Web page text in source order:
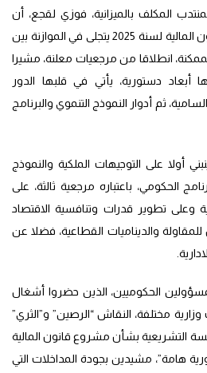
المكلف بالميزانية، فوزي لقجع، أن
الطابع السياسي لمشروع قانون المالية لسنة 2025 يتجلى في الموازنة بين
انطلاقا من مرجعيات معلنة، مشيرا
أبعاد دستورية، يأتي في قلبها الدور
ثم أدوار النموذج التنموي والبرنامج
أولا على التوجيهات الملكية والنموذج
الحكومي، باعتباره مرجعية ثالثة، على
وعلى تطوير قدرات وتنافسية الاقتصاد
والديناميات القطاعية، فضلا عن
الحكوميين، الذين حضروا أشغال
مختلفة، النقاش “الرصين” و”الثري”
التشريعية بشأن مشروع قانون المالية
هامة”، مشيدين بجودة المداخلات التي